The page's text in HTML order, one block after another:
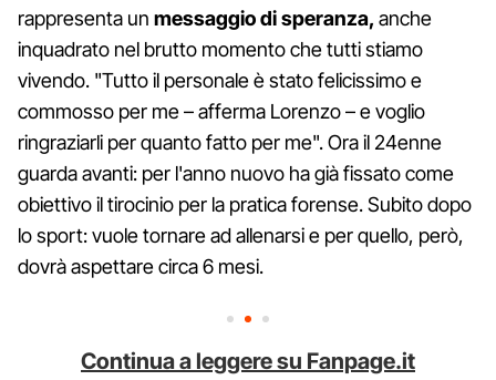
rappresenta un messaggio di speranza, anche
inquadrato nel brutto momento che tutti stiamo
vivendo. "Tutto il personale è stato felicissimo e
commosso per me – afferma Lorenzo – e voglio
ringraziarli per quanto fatto per me". Ora il 24enne
guarda avanti: per l'anno nuovo ha già fissato come
obiettivo il tirocinio per la pratica forense. Subito dopo
lo sport: vuole tornare ad allenarsi e per quello, però,
dovrà aspettare circa 6 mesi.
Continua a leggere su Fanpage.it